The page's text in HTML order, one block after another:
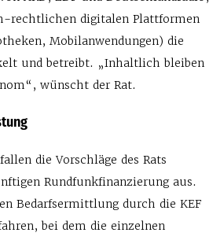
rechtlichen digitalen Plattformen
Mobilanwendungen) die
und betreibt. „Inhaltlich bleiben
wünscht der Rat.
die Vorschläge des Rats
Rundfunkfinanzierung aus.
Bedarfsermittlung durch die KEF
bei dem die einzelnen